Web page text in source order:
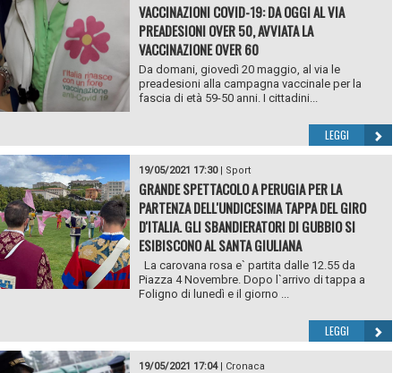
VACCINAZIONI COVID-19: DA OGGI AL VIA
PREADESIONI OVER 50, AVVIATA LA
VACCINAZIONE OVER 60
Da domani, giovedì 20 maggio, al via le
preadesioni alla campagna vaccinale per la
fascia di età 59-50 anni. I cittadini...
LEGGI
19/05/2021 17:30| Sport
GRANDE SPETTACOLO A PERUGIA PER LA
PARTENZA DELL'UNDICESIMA TAPPA DEL GIRO
D'ITALIA. GLI SBANDIERATORI DI GUBBIO SI
ESIBISCONO AL SANTA GIULIANA
La carovana rosa e` partita dalle 12.55 da
Piazza 4 Novembre. Dopo l`arrivo di tappa a
Foligno di lunedì e il giorno ...
LEGGI
19/05/2021 17:04| Cronaca